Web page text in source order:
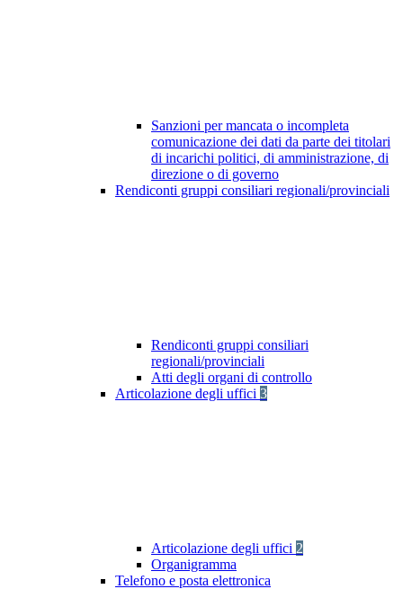
Sanzioni per mancata o incompleta
comunicazione dei dati da parte dei titolari
di incarichi politici, di amministrazione, di
direzione o di governo
Rendiconti gruppi consiliari regionali/provinciali
Rendiconti gruppi consiliari
regionali/provinciali
Atti degli organi di controllo
Articolazione degli uffici 3
Articolazione degli uffici 2
Organigramma
Telefono e posta elettronica